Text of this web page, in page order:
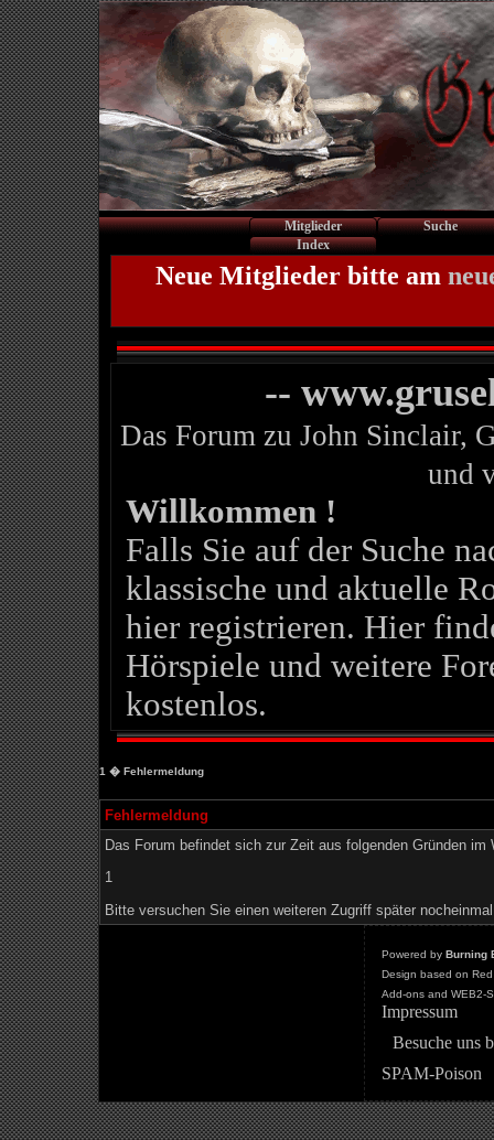
Mitglieder
Suche
Index
Neue Mitglieder bitte am
--
Das Forum zu John Sinclair,
und
Willkommen !
Falls Sie auf der Suche
klassische und aktuelle
hier registrieren. Hier
Hörspiele und weitere
kostenlos.
1 � Fehlermeldung
Fehlermeldung
Das Forum befindet sich zur Zeit aus folgenden Gründen im
1
Bitte versuchen Sie einen weiteren Zugriff später
Powered by Burning
Design based on
Add-ons and WEB2-
Impressum
Besuche uns
SPAM-Poison